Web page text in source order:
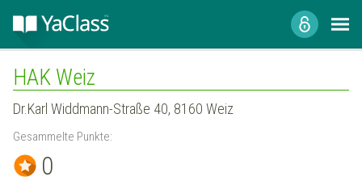
HAK Weiz
Dr.Karl Widdmann-Straße 40, 8160 Weiz
Gesammelte Punkte:
0